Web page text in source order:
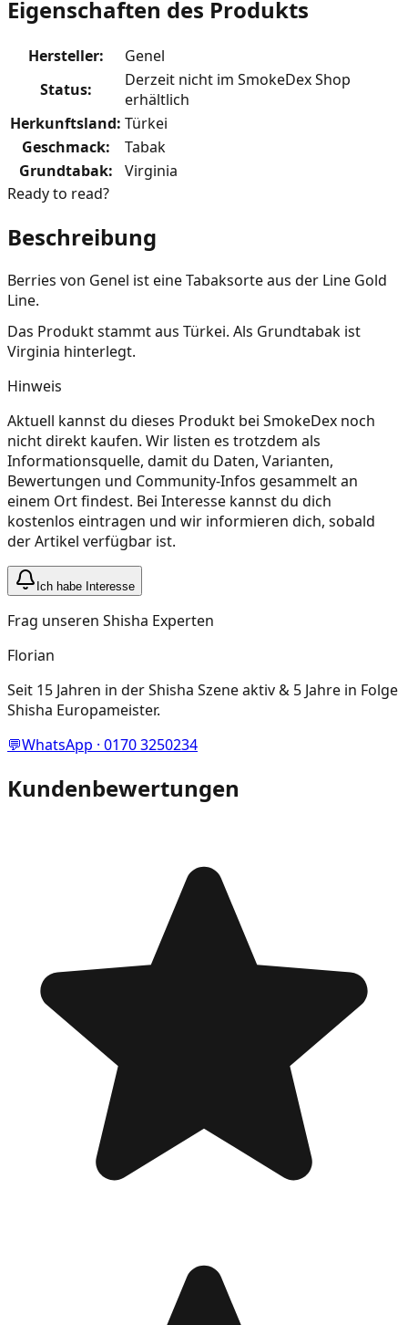
Eigenschaften des Produkts
Hersteller:
Genel
Status:
Derzeit nicht im SmokeDex Shop
erhältlich
Herkunftsland: Türkei
Geschmack:
Tabak
Grundtabak:
Virginia
Ready to read?
Beschreibung
Berries von Genel ist eine Tabaksorte aus der Line Gold
Line.
Das Produkt stammt aus Türkei. Als Grundtabak ist
Virginia hinterlegt.
Hinweis
Aktuell kannst du dieses Produkt bei SmokeDex noch
nicht direkt kaufen. Wir listen es trotzdem als
Informationsquelle, damit du Daten, Varianten,
Bewertungen und Community-Infos gesammelt an
einem Ort findest. Bei Interesse kannst du dich
kostenlos eintragen und wir informieren dich, sobald
der Artikel verfügbar ist.
Ich habe Interesse
Frag unseren Shisha Experten
Florian
Seit 15 Jahren in der Shisha Szene aktiv & 5 Jahre in Folge
Shisha Europameister.
💬WhatsApp · 0170 3250234
Kundenbewertungen